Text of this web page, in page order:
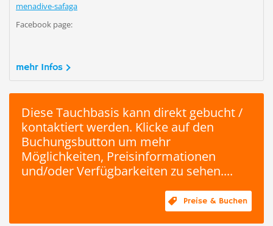
menadive-safaga
Facebook page:
mehr Infos
Diese Tauchbasis kann direkt gebucht /
kontaktiert werden. Klicke auf den
Buchungsbutton um mehr
Möglichkeiten, Preisinformationen
und/oder Verfügbarkeiten zu sehen....
Preise & Buchen